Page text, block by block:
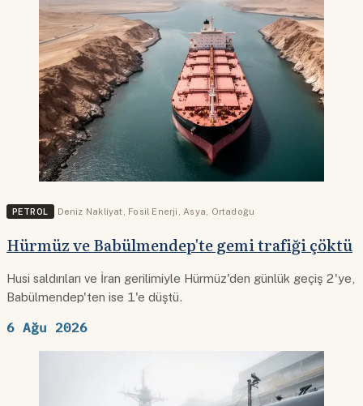
PETROL Deniz Nakliyat Fosil Enerji Asya Ortadoğu
Hürmüz ve Babülmendep'te gemi trafiği çöktü
Husi saldırıları ve İran gerilimiyle Hürmüz'den günlük geçiş 2'ye,
Babülmendep'ten ise 1'e düştü.
6 Ağu 2026